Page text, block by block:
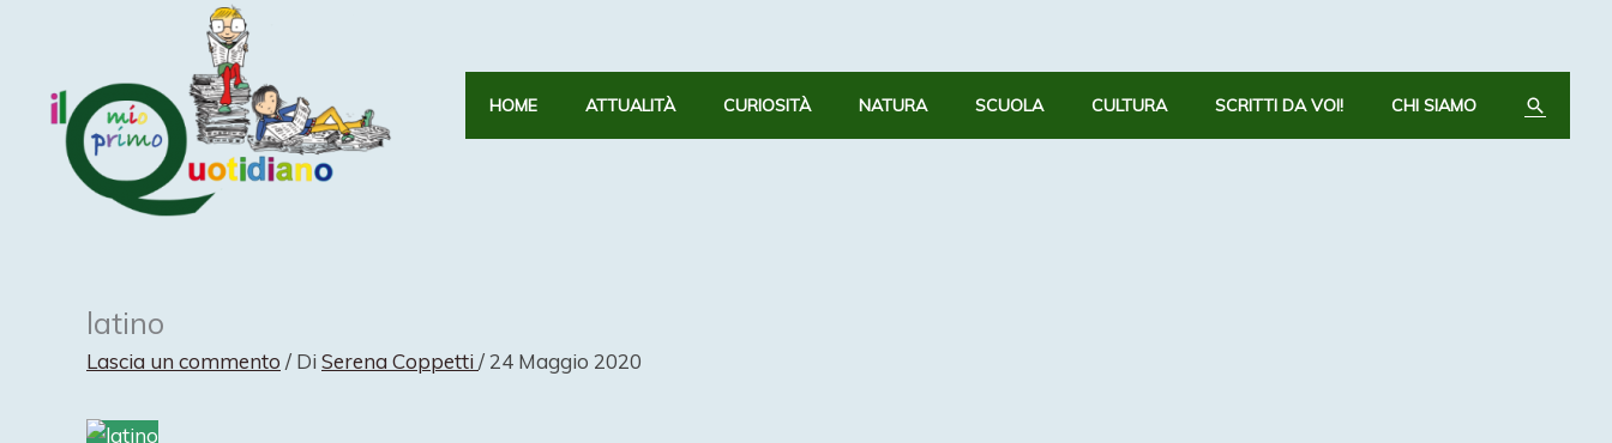
HOME ATTUALITÀ CURIOSITÀ NATURA SCUOLA CULTURA SCRITTI DA VOI! CHI SIAMO CERCA
latino
Lascia un commento / Di Serena Coppetti/ 24 Maggio 2020